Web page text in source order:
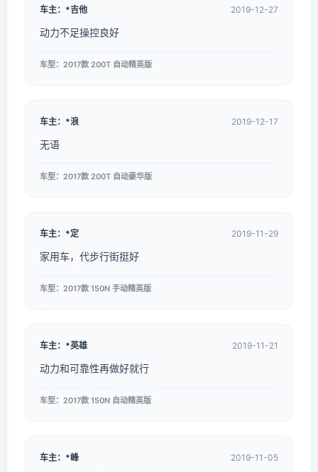
车主：*吉他 2019-12-27
动力不足操控良好
车型：2017款 200T 自动精英版
车主：*浪 2019-12-17
无语
车型：2017款 200T 自动豪华版
车主：*定 2019-11-29
家用车，代步行街挺好
车型：2017款 150N 手动精英版
车主：*英雄 2019-11-21
动力和可靠性再做好就行
车型：2017款 150N 自动精英版
车主：*峰 2019-11-05